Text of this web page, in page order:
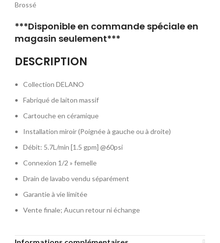
Brossé
***Disponible en commande spéciale en
magasin seulement***
DESCRIPTION
Collection DELANO
Fabriqué de laiton massif
Cartouche en céramique
Installation miroir (Poignée à gauche ou à droite)
Débit: 5.7L/min [1.5 gpm] @60psi
Connexion 1/2 » femelle
Drain de lavabo vendu séparément
Garantie à vie limitée
Vente finale; Aucun retour ni échange